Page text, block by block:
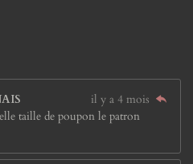
il y a 4 mois
taille de poupon le patron